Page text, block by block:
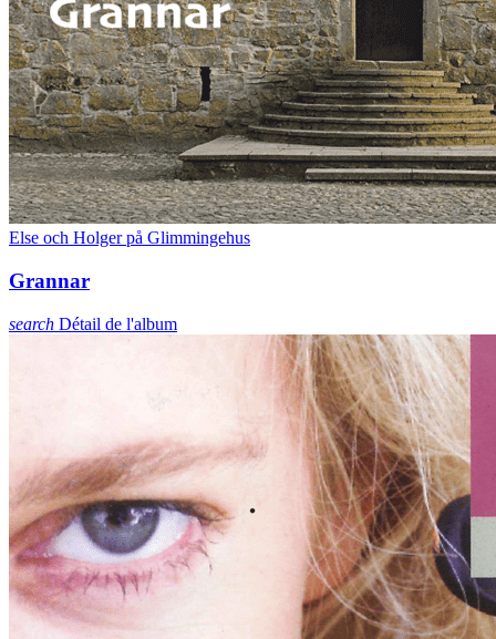
Else och Holger på Glimmingehus
Grannar
search Détail de l'album